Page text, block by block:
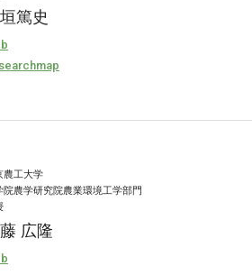
篤史
農工大学
院農学研究院農業環境工学部門
広隆